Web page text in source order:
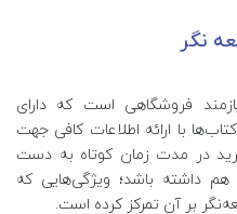
نگر
فروشگاهی است که دارای
با ارائه اطلاعات کافی جهت
در مدت زمان کوتاه به دست
داشته باشد؛ ویژگی‌هایی که
بر آن تمرکز کرده است.